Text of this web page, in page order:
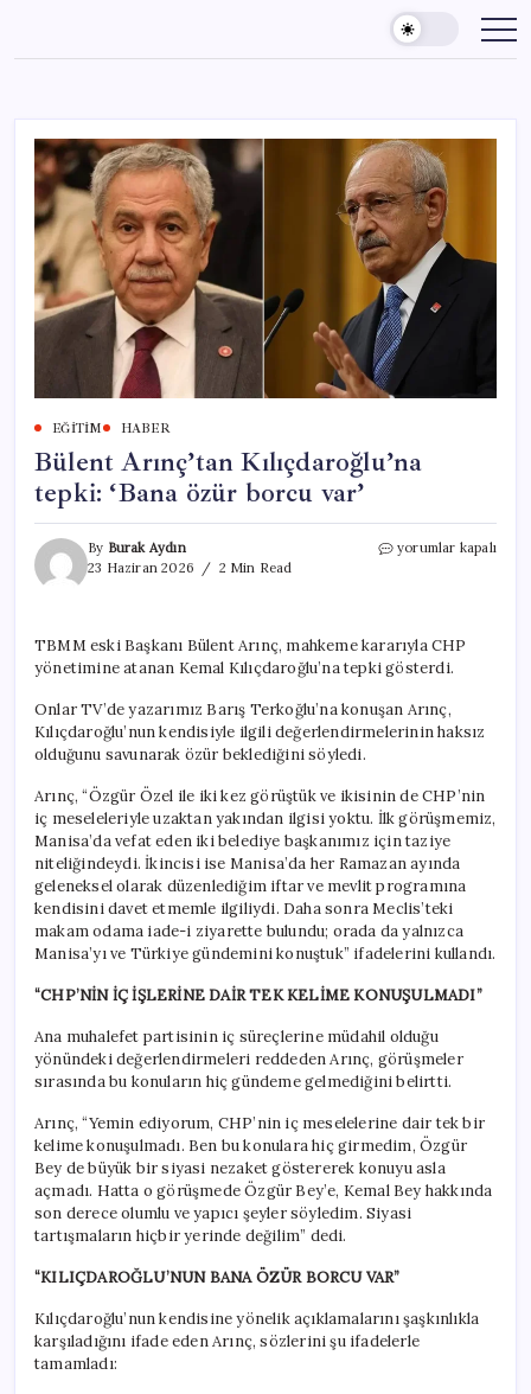
content
EĞITIM HABER
Bülent Arınç’tan Kılıçdaroğlu’na
tepki: ‘Bana özür borcu var’
By Burak Aydın
23 Haziran 2026
2 Min Read
Bülent
özür
borcu
için
yorumlar kapalı
TBMM eski Başkanı Bülent Arınç, mahkeme kararıyla CHP
yönetimine atanan Kemal Kılıçdaroğlu’na tepki gösterdi.
Onlar TV’de yazarımız Barış Terkoğlu’na konuşan Arınç,
Kılıçdaroğlu’nun kendisiyle ilgili değerlendirmelerinin haksız
olduğunu savunarak özür beklediğini söyledi.
Arınç, “Özgür Özel ile iki kez görüştük ve ikisinin de CHP’nin
iç meseleleriyle uzaktan yakından ilgisi yoktu. İlk görüşmemiz,
Manisa’da vefat eden iki belediye başkanımız için taziye
niteliğindeydi. İkincisi ise Manisa’da her Ramazan ayında
geleneksel olarak düzenlediğim iftar ve mevlit programına
kendisini davet etmemle ilgiliydi. Daha sonra Meclis’teki
makam odama iade-i ziyarette bulundu; orada da yalnızca
Manisa’yı ve Türkiye gündemini konuştuk” ifadelerini kullandı.
“CHP’NİN İÇ İŞLERİNE DAİR TEK KELİME KONUŞULMADI”
Ana muhalefet partisinin iç süreçlerine müdahil olduğu
yönündeki değerlendirmeleri reddeden Arınç, görüşmeler
sırasında bu konuların hiç gündeme gelmediğini belirtti.
Arınç, “Yemin ediyorum, CHP’nin iç meselelerine dair tek bir
kelime konuşulmadı. Ben bu konulara hiç girmedim, Özgür
Bey de büyük bir siyasi nezaket göstererek konuyu asla
açmadı. Hatta o görüşmede Özgür Bey’e, Kemal Bey hakkında
son derece olumlu ve yapıcı şeyler söyledim. Siyasi
tartışmaların hiçbir yerinde değilim” dedi.
“KILIÇDAROĞLU’NUN BANA ÖZÜR BORCU VAR”
Kılıçdaroğlu’nun kendisine yönelik açıklamalarını şaşkınlıkla
karşıladığını ifade eden Arınç, sözlerini şu ifadelerle
tamamladı: